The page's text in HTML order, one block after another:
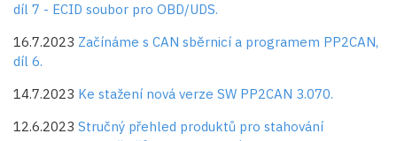
díl 7 - ECID soubor pro OBD/UDS.
16.7.2023 Začínáme s CAN sběrnicí a programem PP2CAN,
díl 6.
14.7.2023 Ke stažení nová verze SW PP2CAN 3.070.
12.6.2023 Stručný přehled produktů pro stahování